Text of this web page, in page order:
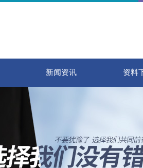
新闻资讯 资料